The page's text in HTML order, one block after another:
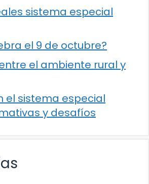
sistema especial
el 9 de octubre?
el ambiente rural y
el sistema especial
y desafíos